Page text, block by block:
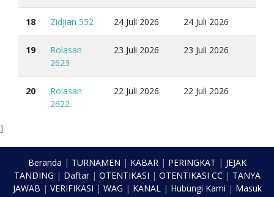
18 Zidjian 552 24 Juli 2026 24 Juli 2026
19
Rolasan
2623
23 Juli 2026 23 Juli 2026
20
Rolasan
2622
22 Juli 2026 22 Juli 2026
]
Beranda | TURNAMEN | KABAR| PERINGKAT | JEJAK
TANDING | Daftar| OTENTIKASI | OTENTIKASI CC | TANYA
JAWAB | VERIFIKASI | WAG | KANAL| Hubungi Kami | Masuk